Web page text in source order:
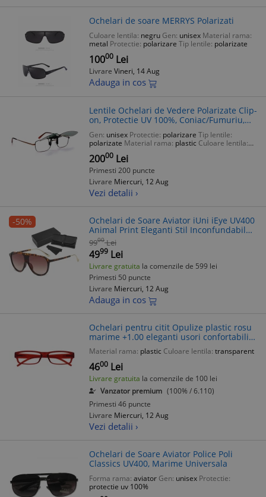
Ochelari de soare MERRYS Polarizati
Culoare lentila: negru Gen: unisex Material rama:
metal Protectie: polarizare Tip lentile: polarizate
10000 Lei
Livrare Vineri, 14 Aug
Adauga in cos
Lentile Ochelari de Vedere Polarizate Clip-
on, Protectie UV 100%, Coniac/Fumuriu,
Standard UE/US, CS, Recomandate Soferi
Gen: unisex Protectie: polarizare Tip lentile:
polarizate Material rama: plastic Culoare lentila:
negru
20000 Lei
Primesti 200 puncte
Livrare Miercuri, 12 Aug
Vezi detalii ›
-50%
Ochelari de Soare Aviator iUni iEye UV400
Animal Print Eleganti Stil Inconfundabil
Protectie Integrala
9900 Lei
4999 Lei
Livrare gratuita la comenzile de 599 lei
Primesti 50 puncte
Livrare Miercuri, 12 Aug
Adauga in cos
Ochelari pentru citit Opulize plastic rosu
marime +1.00 eleganti usori confortabili
femei design robust cadru balamale
calitate
Material rama: plastic Culoare lentila: transparent
4600 Lei
Livrare gratuita la comenzile de 100 lei
Vanzator premium (100% / 6.110)
Primesti 46 puncte
Livrare Miercuri, 12 Aug
Vezi detalii ›
Ochelari de Soare Aviator Police Poli
Classics UV400, Marime Universala
Forma rama: aviator Gen: unisex Protectie:
protectie uv 100%